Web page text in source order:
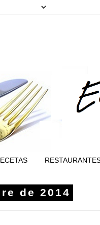
de 2014